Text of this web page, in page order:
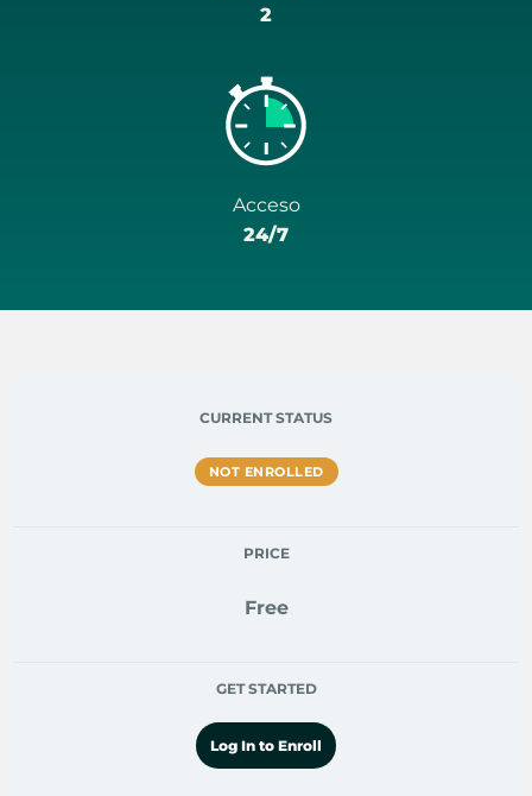
2
Acceso
24/7
CURRENT STATUS
NOT ENROLLED
PRICE
Free
GET STARTED
Log In to Enroll